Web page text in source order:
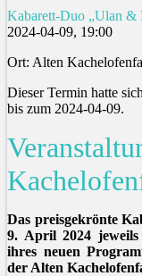
Kabarett-Duo „Ulan &
2024-04-09, 19:00
Ort: Alten
Dieser Termin hatte
bis zum 2024-04-09.
Das preisgekrönte
9. April 2024
ihres neuen
der Alten